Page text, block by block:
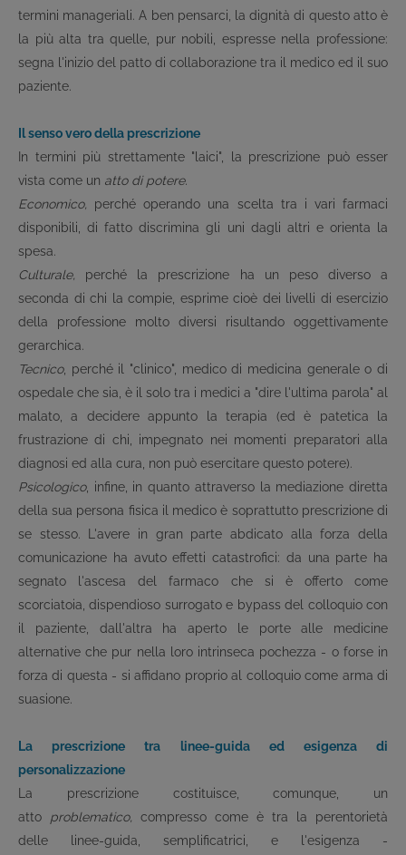
termini manageriali. A ben pensarci, la dignità di questo atto è
la più alta tra quelle, pur nobili, espresse nella professione:
segna l'inizio del patto di collaborazione tra il medico ed il suo
paziente.
Il senso vero della prescrizione
In termini più strettamente "laici", la prescrizione può esser
vista come un atto di potere.
Economico, perché operando una scelta tra i vari farmaci
disponibili, di fatto discrimina gli uni dagli altri e orienta la
spesa.
Culturale, perché la prescrizione ha un peso diverso a
seconda di chi la compie, esprime cioè dei livelli di esercizio
della professione molto diversi risultando oggettivamente
gerarchica.
Tecnico, perché il "clinico", medico di medicina generale o di
ospedale che sia, è il solo tra i medici a "dire l'ultima parola" al
malato, a decidere appunto la terapia (ed è patetica la
frustrazione di chi, impegnato nei momenti preparatori alla
diagnosi ed alla cura, non può esercitare questo potere).
Psicologico, infine, in quanto attraverso la mediazione diretta
della sua persona fisica il medico è soprattutto prescrizione di
se stesso. L'avere in gran parte abdicato alla forza della
comunicazione ha avuto effetti catastrofici: da una parte ha
segnato l'ascesa del farmaco che si è offerto come
scorciatoia, dispendioso surrogato e bypass del colloquio con
il paziente, dall'altra ha aperto le porte alle medicine
alternative che pur nella loro intrinseca pochezza - o forse in
forza di questa - si affidano proprio al colloquio come arma di
suasione.
La prescrizione tra linee-guida ed esigenza di
personalizzazione
La prescrizione costituisce, comunque, un
atto problematico, compresso come è tra la perentorietà
delle linee-guida, semplificatrici, e l'esigenza -